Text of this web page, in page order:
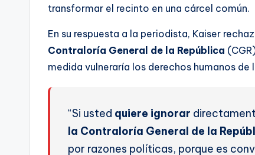
transformar el recinto en una cárcel común.
En su respuesta a la periodista, Kaiser
Contraloría General de la República
medida vulneraría los derechos humanos de
“Si usted quiere ignorar
la Contraloría General de la
por razones políticas, porque es